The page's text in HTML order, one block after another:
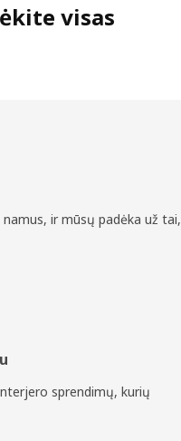
visas
ir mūsų padėka už tai,
sprendimų, kurių